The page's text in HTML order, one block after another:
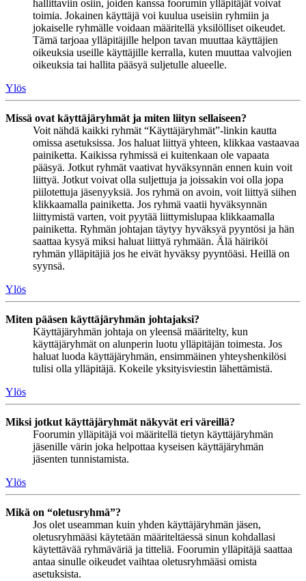
hallittaviin osiin, joiden kanssa foorumin ylläpitäjät voivat
toimia. Jokainen käyttäjä voi kuulua useisiin ryhmiin ja
jokaiselle ryhmälle voidaan määritellä yksilölliset oikeudet.
Tämä tarjoaa ylläpitäjille helpon tavan muuttaa käyttäjien
oikeuksia useille käyttäjille kerralla, kuten muuttaa valvojien
oikeuksia tai hallita pääsyä suljetulle alueelle.
Ylös
Missä ovat käyttäjäryhmät ja miten liityn sellaiseen?
Voit nähdä kaikki ryhmät “Käyttäjäryhmät”-linkin kautta
omissa asetuksissa. Jos haluat liittyä yhteen, klikkaa vastaavaa
painiketta. Kaikissa ryhmissä ei kuitenkaan ole vapaata
pääsyä. Jotkut ryhmät vaativat hyväksynnän ennen kuin voit
liittyä. Jotkut voivat olla suljettuja ja joissakin voi olla jopa
piilotettuja jäsenyyksiä. Jos ryhmä on avoin, voit liittyä siihen
klikkaamalla painiketta. Jos ryhmä vaatii hyväksynnän
liittymistä varten, voit pyytää liittymislupaa klikkaamalla
painiketta. Ryhmän johtajan täytyy hyväksyä pyyntösi ja hän
saattaa kysyä miksi haluat liittyä ryhmään. Älä häiriköi
ryhmän ylläpitäjiä jos he eivät hyväksy pyyntöäsi. Heillä on
syynsä.
Ylös
Miten pääsen käyttäjäryhmän johtajaksi?
Käyttäjäryhmän johtaja on yleensä määritelty, kun
käyttäjäryhmät on alunperin luotu ylläpitäjän toimesta. Jos
haluat luoda käyttäjäryhmän, ensimmäinen yhteyshenkilösi
tulisi olla ylläpitäjä. Kokeile yksityisviestin lähettämistä.
Ylös
Miksi jotkut käyttäjäryhmät näkyvät eri väreillä?
Foorumin ylläpitäjä voi määritellä tietyn käyttäjäryhmän
jäsenille värin joka helpottaa kyseisen käyttäjäryhmän
jäsenten tunnistamista.
Ylös
Mikä on “oletusryhmä”?
Jos olet useamman kuin yhden käyttäjäryhmän jäsen,
oletusryhmääsi käytetään määriteltäessä sinun kohdallasi
käytettävää ryhmäväriä ja titteliä. Foorumin ylläpitäjä saattaa
antaa sinulle oikeudet vaihtaa oletusryhmääsi omista
asetuksista.